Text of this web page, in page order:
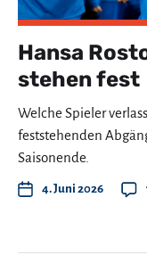
Hansa
stehen fest
Welche Spieler
feststehenden
Saisonende.
4. Juni 2026